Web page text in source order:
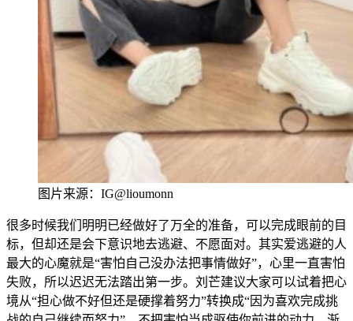
图片来源：IG@lioumonn
很多时候我们明明已经做好了万全的准备，可以完成眼前的目
标，但却还是会下意识地去逃避、不愿面对。其实爱逃避的人
最大的心魔就是“害怕自己没办法把事情做好”，心里一直害怕
失败，所以迟迟无法踏出第一步。刘芒建议大家可以试着把心
境从“担心做不好但还是硬撑着努力”转换成“因为喜欢完成挑